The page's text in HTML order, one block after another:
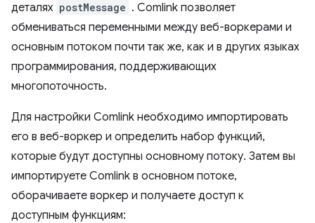
деталях postMessage . Comlink позволяет
обмениваться переменными между веб-воркерами и
основным потоком почти так же, как и в других языках
программирования, поддерживающих
многопоточность.
Для настройки Comlink необходимо импортировать
его в веб-воркер и определить набор функций,
которые будут доступны основному потоку. Затем вы
импортируете Comlink в основном потоке,
оборачиваете воркер и получаете доступ к
доступным функциям: